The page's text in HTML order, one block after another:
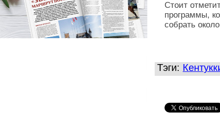
Стоит
программы,
собрать
Тэги: